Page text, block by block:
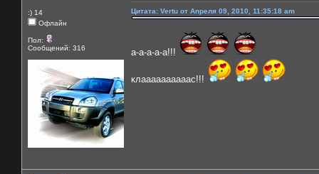
:) 14
Офлайн
Пол:
Сообщений: 316
Цитата: Vertu от Апреля 09, 2010, 11:35:18 am
а-а-а-а-а!!!
клаааааааааас!!!